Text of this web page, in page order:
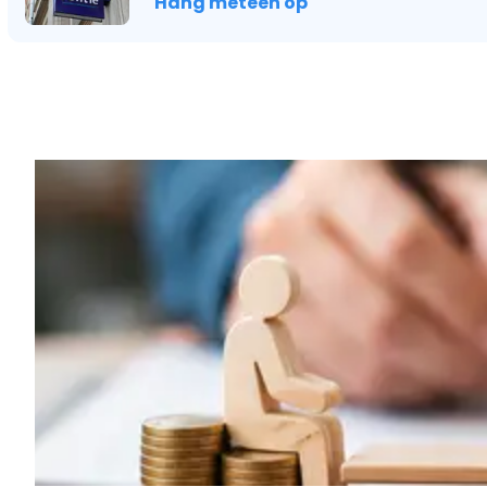
LANGS BIJ AVEVE VOOR DEZE